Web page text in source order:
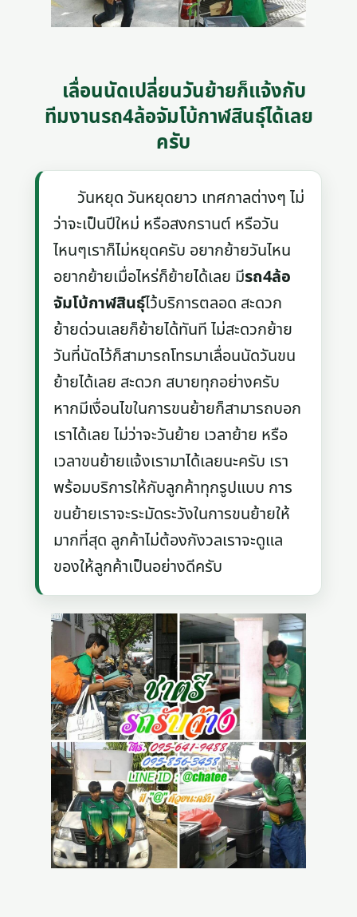
เลื่อนนัดเปลี่ยนวันย้ายก็แจ้งกับ
ทีมงานรถ4ล้อจัมโบ้กาฬสินธุ์ได้เลย
ครับ
วันหยุด วันหยุดยาว เทศกาลต่างๆ ไม่
ว่าจะเป็นปีใหม่ หรือสงกรานต์ หรือวัน
ไหนๆเราก็ไม่หยุดครับ อยากย้ายวันไหน
อยากย้ายเมื่อไหร่ก็ย้ายได้เลย มีรถ4ล้อ
จัมโบ้กาฬสินธุ์ไว้บริการตลอด สะดวก
ย้ายด่วนเลยก็ย้ายได้ทันที ไม่สะดวกย้าย
วันที่นัดไว้ก็สามารถโทรมาเลื่อนนัดวันขน
ย้ายได้เลย สะดวก สบายทุกอย่างครับ
หากมีเงื่อนไขในการขนย้ายก็สามารถบอก
เราได้เลย ไม่ว่าจะวันย้าย เวลาย้าย หรือ
เวลาขนย้ายแจ้งเรามาได้เลยนะครับ เรา
พร้อมบริการให้กับลูกค้าทุกรูปแบบ การ
ขนย้ายเราจะระมัดระวังในการขนย้ายให้
มากที่สุด ลูกค้าไม่ต้องกังวลเราจะดูแล
ของให้ลูกค้าเป็นอย่างดีครับ